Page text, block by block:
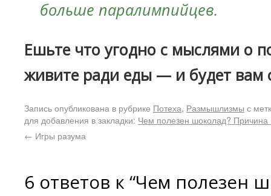
больше паралимпийцев.
Ешьте что угодно с мыслями о
живите ради еды — и будет вам
Запись опубликована в рубрике Потеха, Размышлизмы с
для добавления в закладки: Чем полезен шоколад? Причина
← Игры разума
6 ответов к “Чем полезен